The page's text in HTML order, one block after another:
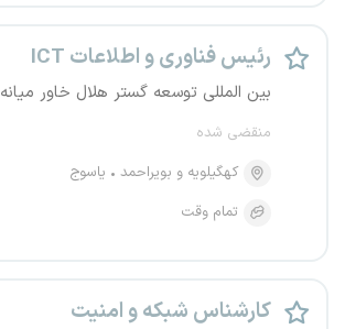
رئیس فناوری و اطلاعات ICT
بین المللی توسعه گستر هلال خاور میانه
منقضی شده
کهگیلویه و بویراحمد
یاسوج
تمام وقت
کارشناس شبکه و امنیت